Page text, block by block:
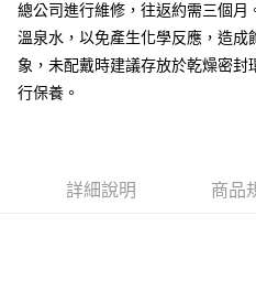
黑貓宅急便
每筆NT$100，滿NT$3,000(含以
總公司進行維修，往返約需三個月
溫泉水，以免產生化學反應，造成
象，未配戴時建議存放於乾燥密
行保養。
詳細說明 商品